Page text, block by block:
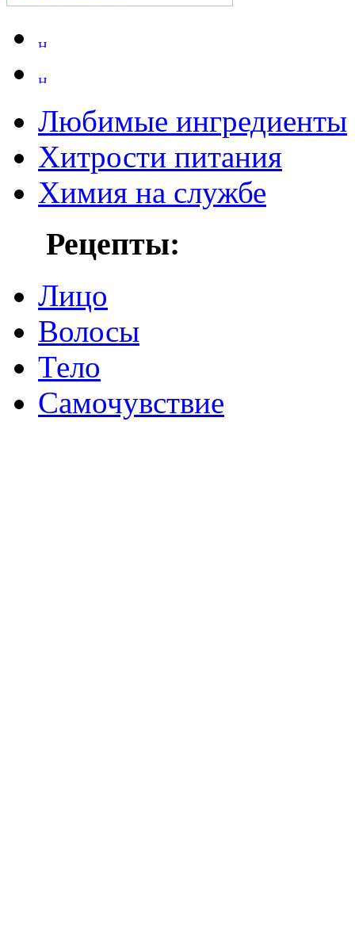
Любимые ингредиенты
Хитрости питания
Химия на службе
Рецепты:
Лицо
Волосы
Тело
Самочувствие